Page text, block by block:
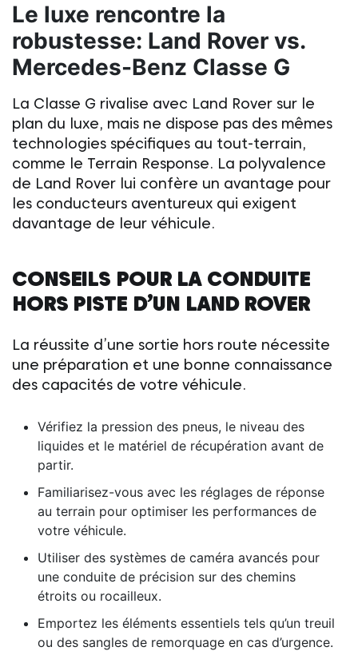
Le luxe rencontre la
robustesse: Land Rover vs.
Mercedes-Benz Classe G
La Classe G rivalise avec Land Rover sur le
plan du luxe, mais ne dispose pas des mêmes
technologies spécifiques au tout-terrain,
comme le Terrain Response. La polyvalence
de Land Rover lui confère un avantage pour
les conducteurs aventureux qui exigent
davantage de leur véhicule.
CONSEILS POUR LA CONDUITE
HORS PISTE D’UN LAND ROVER
La réussite d’une sortie hors route nécessite
une préparation et une bonne connaissance
des capacités de votre véhicule.
Vérifiez la pression des pneus, le niveau des
liquides et le matériel de récupération avant de
partir.
Familiarisez-vous avec les réglages de réponse
au terrain pour optimiser les performances de
votre véhicule.
Utiliser des systèmes de caméra avancés pour
une conduite de précision sur des chemins
étroits ou rocailleux.
Emportez les éléments essentiels tels qu’un treuil
ou des sangles de remorquage en cas d’urgence.